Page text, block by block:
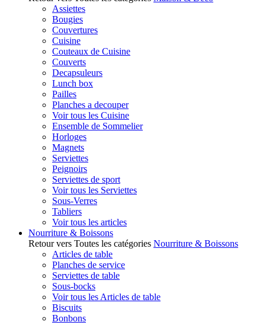
Assiettes
Bougies
Couvertures
Cuisine
Couteaux de Cuisine
Couverts
Decapsuleurs
Lunch box
Pailles
Planches a decouper
Voir tous les Cuisine
Ensemble de Sommelier
Horloges
Magnets
Serviettes
Peignoirs
Serviettes de sport
Voir tous les Serviettes
Sous-Verres
Tabliers
Voir tous les articles
Nourriture & Boissons
Retour vers Toutes les catégories Nourriture & Boissons
Articles de table
Planches de service
Serviettes de table
Sous-bocks
Voir tous les Articles de table
Biscuits
Bonbons